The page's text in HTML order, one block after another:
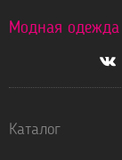
Модная
Каталог